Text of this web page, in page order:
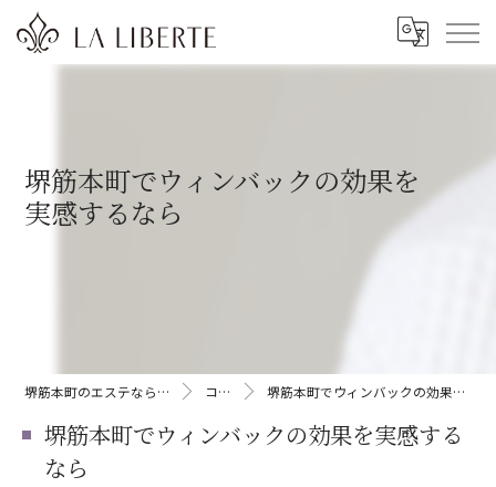
堺筋本町でウィンバックの効果を
実感するなら
堺筋本町のエステならLA LIBERTE コラム 堺筋本町でウィンバックの効果を実感するなら
堺筋本町でウィンバックの効果を実感する
なら